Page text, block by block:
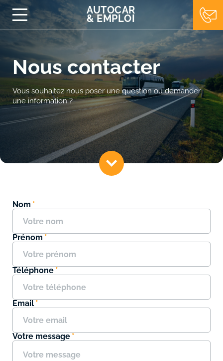
AUTOCAR
&EMPLOI
Nous contacter
Vous souhaitez nous poser une question ou demander
une information ?
Nom
Prénom
Téléphone
Email
Votre message